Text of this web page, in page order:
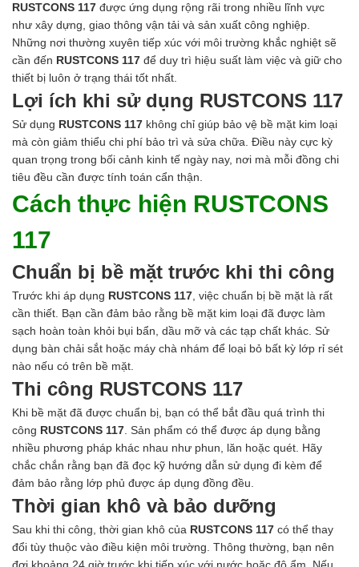
RUSTCONS 117 được ứng dụng rộng rãi trong nhiều lĩnh vực
như xây dựng, giao thông vận tải và sản xuất công nghiệp.
Những nơi thường xuyên tiếp xúc với môi trường khắc nghiệt sẽ
cần đến RUSTCONS 117 để duy trì hiệu suất làm việc và giữ cho
thiết bị luôn ở trạng thái tốt nhất.
Lợi ích khi sử dụng RUSTCONS 117
Sử dụng RUSTCONS 117 không chỉ giúp bảo vệ bề mặt kim loại
mà còn giảm thiểu chi phí bảo trì và sửa chữa. Điều này cực kỳ
quan trọng trong bối cảnh kinh tế ngày nay, nơi mà mỗi đồng chi
tiêu đều cần được tính toán cẩn thận.
Cách thực hiện RUSTCONS
117
Chuẩn bị bề mặt trước khi thi công
Trước khi áp dụng RUSTCONS 117 , việc chuẩn bị bề mặt là rất
cần thiết. Bạn cần đảm bảo rằng bề mặt kim loại đã được làm
sạch hoàn toàn khỏi bụi bẩn, dầu mỡ và các tạp chất khác. Sử
dụng bàn chải sắt hoặc máy chà nhám để loại bỏ bất kỳ lớp rỉ sét
nào nếu có trên bề mặt.
Thi công RUSTCONS 117
Khi bề mặt đã được chuẩn bị, bạn có thể bắt đầu quá trình thi
công RUSTCONS 117 . Sản phẩm có thể được áp dụng bằng
nhiều phương pháp khác nhau như phun, lăn hoặc quét. Hãy
chắc chắn rằng bạn đã đọc kỹ hướng dẫn sử dụng đi kèm để
đảm bảo rằng lớp phủ được áp dụng đồng đều.
Thời gian khô và bảo dưỡng
Sau khi thi công, thời gian khô của RUSTCONS 117 có thể thay
đổi tùy thuộc vào điều kiện môi trường. Thông thường, bạn nên